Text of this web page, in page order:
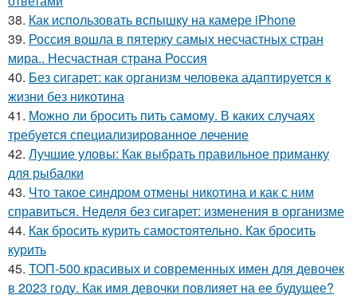
38. Как использовать вспышку на камере iPhone
39. Россия вошла в пятерку самых несчастных стран
мира.. Несчастная страна Россия
40. Без сигарет: как организм человека адаптируется к
жизни без никотина
41. Можно ли бросить пить самому. В каких случаях
требуется специализированное лечение
42. Лучшие уловы: Как выбрать правильное приманку
для рыбалки
43. Что такое синдром отмены никотина и как с ним
справиться. Неделя без сигарет: изменения в организме
44. Как бросить курить самостоятельно. Как бросить
курить
45. ТОП-500 красивых и современных имен для девочек
в 2023 году. Как имя девочки повлияет на ее будущее?